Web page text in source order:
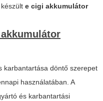
e cigi akkumulátor
karbantartása döntő szerepet
használatában. A
és karbantartási